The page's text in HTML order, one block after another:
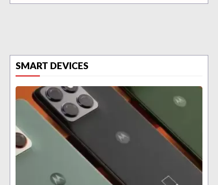
SMART DEVICES